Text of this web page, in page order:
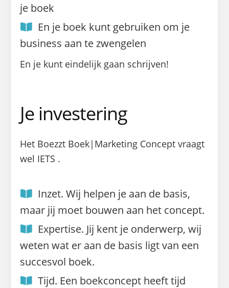
je boek
En je boek kunt gebruiken om je
business aan te zwengelen
En je kunt eindelijk gaan schrijven!
Je investering
Het Boezzt Boek|Marketing Concept vraagt
wel IETS .
Inzet. Wij helpen je aan de basis,
maar jij moet bouwen aan het concept.
Expertise. Jij kent je onderwerp, wij
weten wat er aan de basis ligt van een
succesvol boek.
Tijd. Een boekconcept heeft tijd